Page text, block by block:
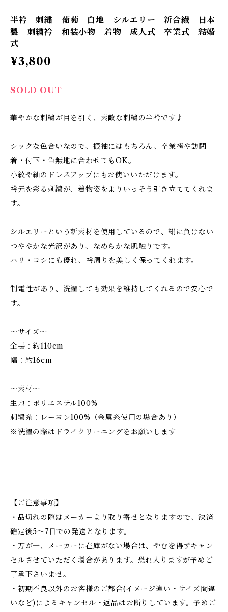
半衿 刺繍 葡萄 白地 シルエリー 新合繊 日本
製 刺繍衿 和装小物 着物 成人式 卒業式 結婚
式
¥3,800
SOLD OUT
華やかな刺繍が目を引く、素敵な刺繍の半衿です♪
シックな色合いなので、振袖にはもちろん、卒業袴や訪問
着・付下・色無地に合わせてもOK。
小紋や紬のドレスアップにもお使いいただけます。
衿元を彩る刺繍が、着物姿をよりいっそう引き立ててくれま
す。
シルエリーという新素材を使用しているので、絹に負けない
つややかな光沢があり、なめらかな肌触りです。
ハリ・コシにも優れ、衿周りを美しく保ってくれます。
制電性があり、洗濯しても効果を維持してくれるので安心で
す。
～サイズ～
全長：約110cm
幅：約16cm
～素材～
生地：ポリエステル100%
刺繍糸：レーヨン100%（金属糸使用の場合あり）
※洗濯の際はドライクリーニングをお願いします
【ご注意事項】
・品切れの際はメーカーより取り寄せとなりますので、決済
確定後5～7日での発送となります。
・万が一、メーカーに在庫がない場合は、やむを得ずキャン
セルさせていただく場合があります。恐れ入りますが予めご
了承下さいませ。
・初期不良以外のお客様のご都合(イメージ違い・サイズ間違
いなど)によるキャンセル・返品はお断りしています。予めご